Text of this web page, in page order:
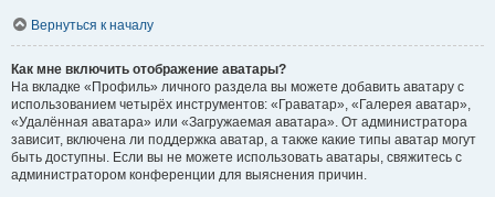
Вернуться к началу
Как мне включить отображение аватары?
На вкладке «Профиль» личного раздела вы можете добавить аватару с
использованием четырёх инструментов: «Граватар», «Галерея аватар»,
«Удалённая аватара» или «Загружаемая аватара». От администратора
зависит, включена ли поддержка аватар, а также какие типы аватар могут
быть доступны. Если вы не можете использовать аватары, свяжитесь с
администратором конференции для выяснения причин.